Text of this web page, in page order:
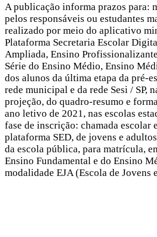
A publicação informa prazos para:
pelos responsáveis ou estudantes
realizado por meio do aplicativo
Plataforma Secretaria Escolar
Ampliada, Ensino
Série do Ensino Médio, Ensino
dos alunos da última etapa da pré-
rede municipal e da rede Sesi / SP,
projeção, do quadro-resumo e
ano letivo de 2021, nas escolas
fase de inscrição: chamada escolar
plataforma SED, de jovens e
da escola pública, para matrícula,
Ensino Fundamental e do Ensino
modalidade EJA (Escola de Jovens